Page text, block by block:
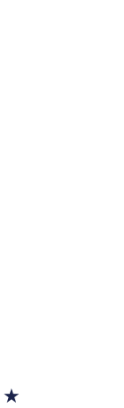
★